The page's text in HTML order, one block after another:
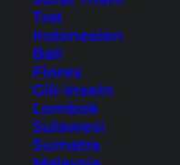
Trat
Indonesien
Bali
Flores
Gili-Inseln
Lombok
Sulawesi
Sumatra
Tipps für
Probleme: